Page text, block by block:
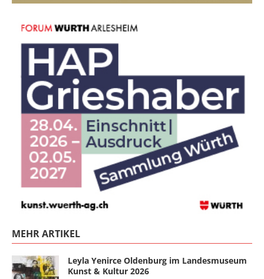
MEHR ARTIKEL
Leyla Yenirce Oldenburg im Landesmuseum
Kunst & Kultur 2026